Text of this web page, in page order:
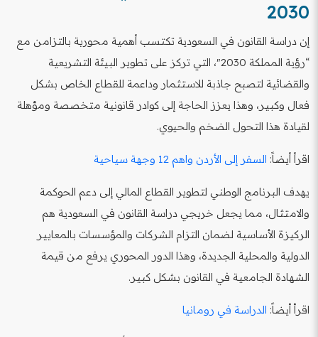
2030
إن دراسة القانون في السعودية تكتسب أهمية محورية بالتزامن مع
“رؤية المملكة 2030″، التي تركز على تطوير البيئة التشريعية
والقضائية لتصبح جاذبة للاستثمار وداعمة للقطاع الخاص بشكل
فعال وكبير، وهذا يعزز الحاجة إلى كوادر قانونية متخصصة ومؤهلة
لقيادة هذا التحول الضخم والحيوي.
اقرأ أيضاً: السفر إلى الأردن واهم 12 وجهة سياحية
يهدف البرنامج الوطني لتطوير القطاع المالي إلى دعم الحوكمة
والامتثال، مما يجعل خريجي دراسة القانون في السعودية هم
الركيزة الأساسية لضمان التزام الشركات والمؤسسات بالمعايير
الدولية والمحلية الجديدة، وهذا الدور المحوري يرفع من قيمة
الشهادة الجامعية في القانون بشكل كبير.
اقرأ أيضاً: الدراسة في رومانيا